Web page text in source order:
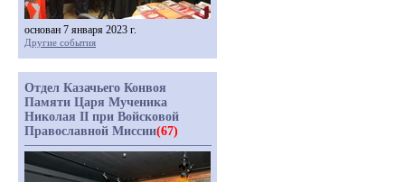
основан 7 января 2023 г.
Другие события
Отдел Казачьего Конвоя
Памяти Царя Мученика
Николая II при Войсковой
Православной Миссии(67)